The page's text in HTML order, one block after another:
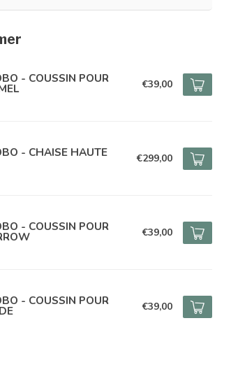
- COUSSIN POUR €39,00
- CHAISE HAUTE €299,00
- COUSSIN POUR €39,00
- COUSSIN POUR €39,00